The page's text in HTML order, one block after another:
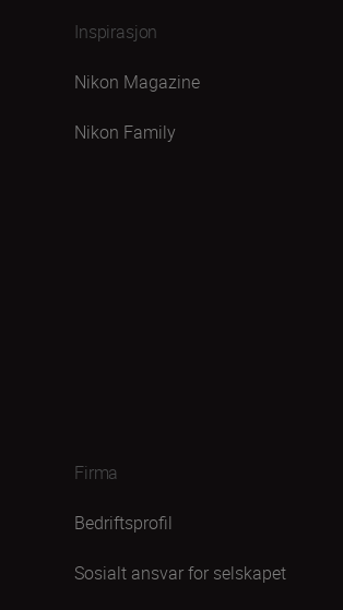
Inspirasjon
Nikon Magazine
Nikon Family
Firma
Bedriftsprofil
Sosialt ansvar for selskapet